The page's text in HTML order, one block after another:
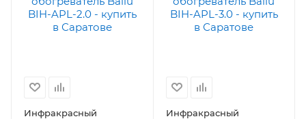
Инфракрасный
Инфракрасный